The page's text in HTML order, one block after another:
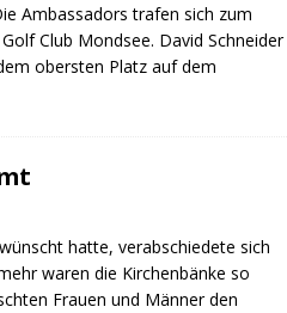
Ambassadors trafen sich zum
Club Mondsee. David Schneider
obersten Platz auf dem
hatte, verabschiedete sich
waren die Kirchenbänke so
Frauen und Männer den